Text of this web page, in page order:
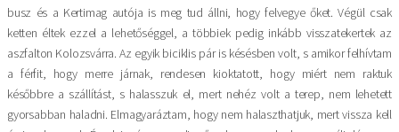
busz és a Kertimag autója is meg tud állni, hogy felvegye őket. Végül csak
ketten éltek ezzel a lehetőséggel, a többiek pedig inkább visszatekertek az
aszfalton Kolozsvárra. Az egyik biciklis pár is késésben volt, s amikor felhívtam
a férfit, hogy merre járnak, rendesen kioktatott, hogy miért nem raktuk
későbbre a szállítást, s halasszuk el, mert nehéz volt a terep, nem lehetett
gyorsabban haladni. Elmagyaráztam, hogy nem halaszthatjuk, mert vissza kell